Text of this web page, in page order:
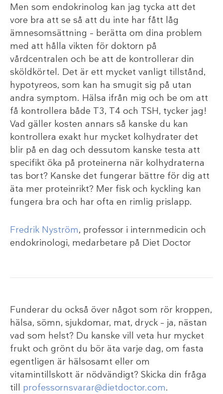
Men som endokrinolog kan jag tycka att det
vore bra att se så att du inte har fått låg
ämnesomsättning – berätta om dina problem
med att hålla vikten för doktorn på
vårdcentralen och be att de kontrollerar din
sköldkörtel. Det är ett mycket vanligt tillstånd,
hypotyreos, som kan ha smugit sig på utan
andra symptom. Hälsa ifrån mig och be om att
få kontrollera både T3, T4 och TSH, tycker jag!
Vad gäller kosten annars så kanske du kan
kontrollera exakt hur mycket kolhydrater det
blir på en dag och dessutom kanske testa att
specifikt öka på proteinerna när kolhydraterna
tas bort? Kanske det fungerar bättre för dig att
äta mer proteinrikt? Mer fisk och kyckling kan
fungera bra och har ofta en rimlig prislapp.
Fredrik Nyström, professor i internmedicin och
endokrinologi, medarbetare på Diet Doctor
Funderar du också över något som rör kroppen,
hälsa, sömn, sjukdomar, mat, dryck – ja, nästan
vad som helst? Du kanske vill veta hur mycket
frukt och grönt du bör äta varje dag, om fasta
egentligen är hälsosamt eller om
vitamintillskott är nödvändigt? Skicka din fråga
till professornsvarar@dietdoctor.com.